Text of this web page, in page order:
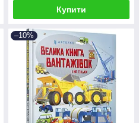
Купити
–10%